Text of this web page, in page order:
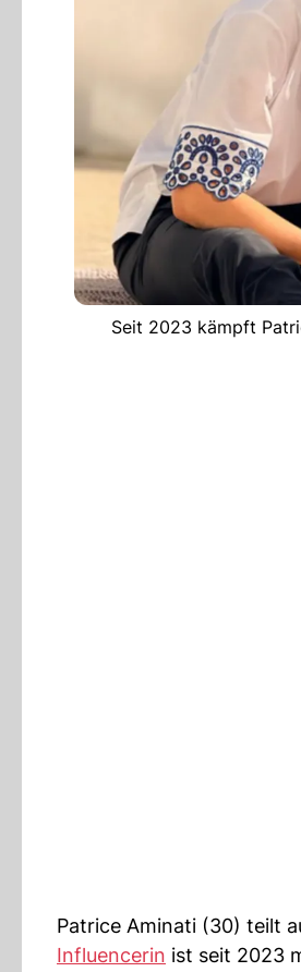
Seit 2023 kämpft
Patrice Aminati (30) teilt
Influencerin ist seit 2023